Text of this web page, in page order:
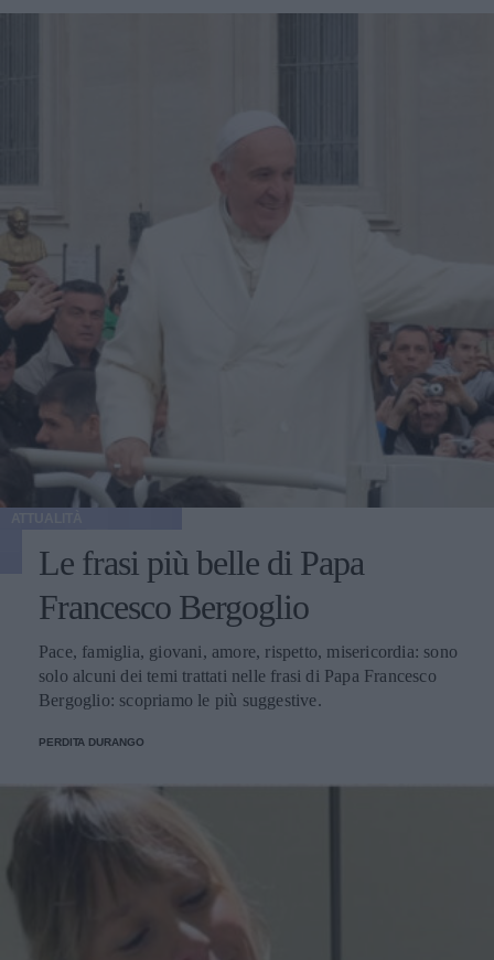
Le frasi più belle di Papa
Francesco Bergoglio
Pace, famiglia, giovani, amore, rispetto, misericordia: sono
solo alcuni dei temi trattati nelle frasi di Papa Francesco
Bergoglio: scopriamo le più suggestive.
PERDITA DURANGO